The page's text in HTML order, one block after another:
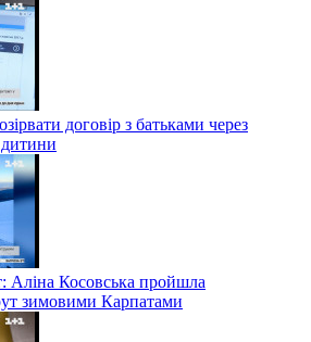
договір з батьками через
дитини
Аліна Косовська пройшла
зимовими Карпатами